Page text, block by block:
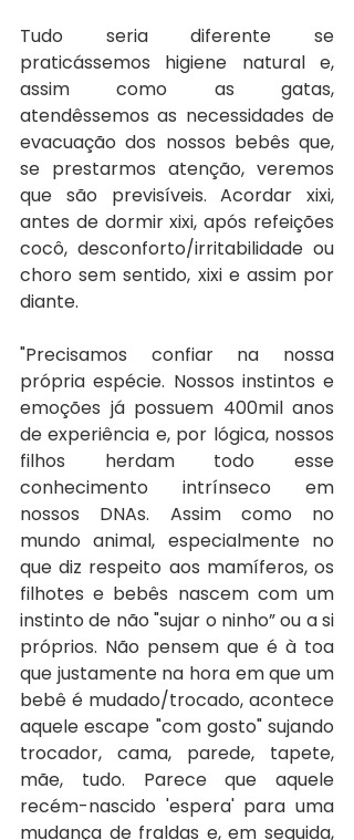
Tudo seria diferente se
praticássemos higiene natural e,
assim como as gatas,
atendêssemos as necessidades de
evacuação dos nossos bebês que,
se prestarmos atenção, veremos
que são previsíveis. Acordar xixi,
antes de dormir xixi, após refeições
cocô, desconforto/irritabilidade ou
choro sem sentido, xixi e assim por
diante.
"Precisamos confiar na nossa
própria espécie. Nossos instintos e
emoções já possuem 400mil anos
de experiência e, por lógica, nossos
filhos herdam todo esse
conhecimento intrínseco em
nossos DNAs. Assim como no
mundo animal, especialmente no
que diz respeito aos mamíferos, os
filhotes e bebês nascem com um
instinto de não "sujar o ninho” ou a si
próprios. Não pensem que é à toa
que justamente na hora em que um
bebê é mudado/trocado, acontece
aquele escape "com gosto" sujando
trocador, cama, parede, tapete,
mãe, tudo. Parece que aquele
recém-nascido 'espera' para uma
mudança de fraldas e, em seguida,